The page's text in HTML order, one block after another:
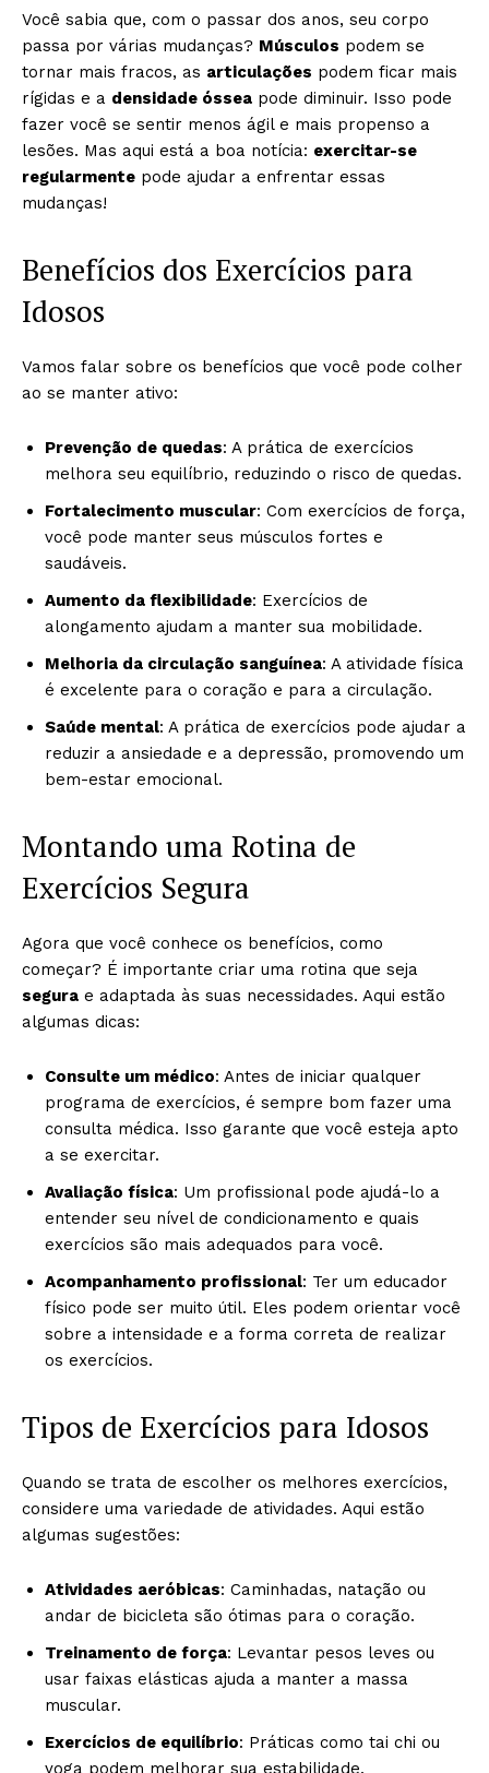
Você sabia que, com o passar dos anos, seu corpo
passa por várias mudanças? Músculos podem se
tornar mais fracos, as articulações podem ficar mais
rígidas e a densidade óssea pode diminuir. Isso pode
fazer você se sentir menos ágil e mais propenso a
lesões. Mas aqui está a boa notícia: exercitar-se
regularmente pode ajudar a enfrentar essas
mudanças!
Benefícios dos Exercícios para
Idosos
Vamos falar sobre os benefícios que você pode colher
ao se manter ativo:
Prevenção de quedas: A prática de exercícios
melhora seu equilíbrio, reduzindo o risco de quedas.
Fortalecimento muscular: Com exercícios de força,
você pode manter seus músculos fortes e
saudáveis.
Aumento da flexibilidade: Exercícios de
alongamento ajudam a manter sua mobilidade.
Melhoria da circulação sanguínea: A atividade física
é excelente para o coração e para a circulação.
Saúde mental: A prática de exercícios pode ajudar a
reduzir a ansiedade e a depressão, promovendo um
bem-estar emocional.
Montando uma Rotina de
Exercícios Segura
Agora que você conhece os benefícios, como
começar? É importante criar uma rotina que seja
segura e adaptada às suas necessidades. Aqui estão
algumas dicas:
Consulte um médico: Antes de iniciar qualquer
programa de exercícios, é sempre bom fazer uma
consulta médica. Isso garante que você esteja apto
a se exercitar.
Avaliação física: Um profissional pode ajudá-lo a
entender seu nível de condicionamento e quais
exercícios são mais adequados para você.
Acompanhamento profissional: Ter um educador
físico pode ser muito útil. Eles podem orientar você
sobre a intensidade e a forma correta de realizar
os exercícios.
Tipos de Exercícios para Idosos
Quando se trata de escolher os melhores exercícios,
considere uma variedade de atividades. Aqui estão
algumas sugestões:
Atividades aeróbicas: Caminhadas, natação ou
andar de bicicleta são ótimas para o coração.
Treinamento de força: Levantar pesos leves ou
usar faixas elásticas ajuda a manter a massa
muscular.
Exercícios de equilíbrio: Práticas como tai chi ou
yoga podem melhorar sua estabilidade.